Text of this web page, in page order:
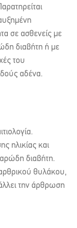
σε ασθενείς με
διαβήτη ή με
του
αδένα.
ηλικίας και
διαβήτη.
θυλάκου,
την άρθρωση